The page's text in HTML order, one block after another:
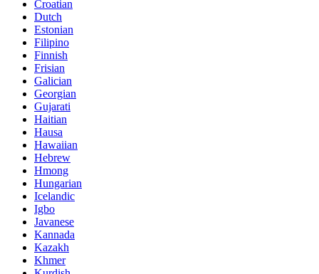
Croatian
Dutch
Estonian
Filipino
Finnish
Frisian
Galician
Georgian
Gujarati
Haitian
Hausa
Hawaiian
Hebrew
Hmong
Hungarian
Icelandic
Igbo
Javanese
Kannada
Kazakh
Khmer